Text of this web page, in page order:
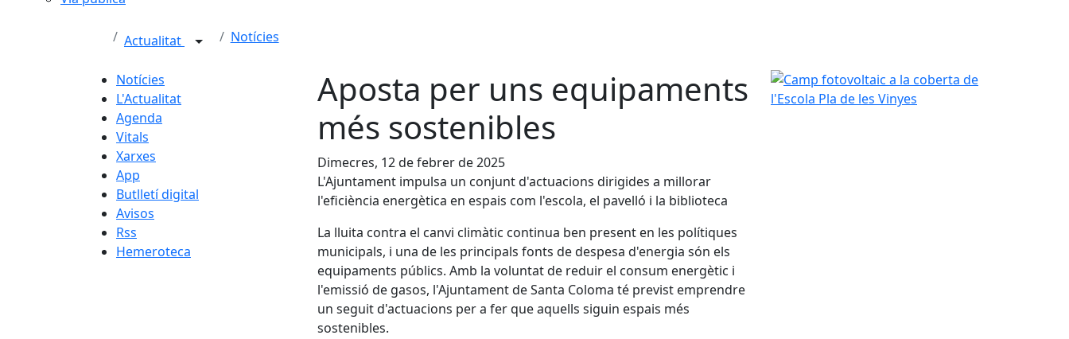
Actualitat Notícies
Notícies
L'Actualitat
Agenda
Vitals
Xarxes
App
Butlletí digital
Avisos
Rss
Hemeroteca
Aposta per uns equipaments
més sostenibles
Dimecres, 12 de febrer de 2025
L'Ajuntament impulsa un conjunt d'actuacions dirigides a millorar
l'eficiència energètica en espais com l'escola, el pavelló i la biblioteca
La lluita contra el canvi climàtic continua ben present en les polítiques
municipals, i una de les principals fonts de despesa d'energia són els
equipaments públics. Amb la voluntat de reduir el consum energètic i
l'emissió de gasos, l'Ajuntament de Santa Coloma té previst emprendre
un seguit d'actuacions per a fer que aquells siguin espais més
sostenibles.
Camp fotovoltaic a la coberta de l'Escola Pla de